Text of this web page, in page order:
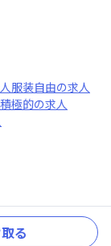
服装自由の求人
極的の求人
る